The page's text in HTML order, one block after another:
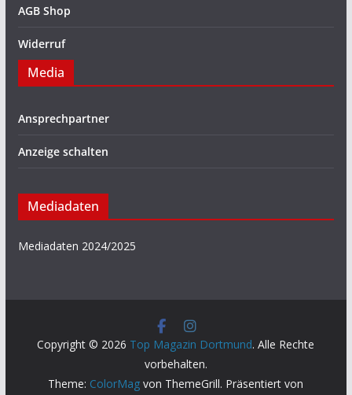
AGB Shop
Widerruf
Media
Ansprechpartner
Anzeige schalten
Mediadaten
Mediadaten 2024/2025
Copyright © 2026 Top Magazin Dortmund. Alle Rechte
vorbehalten.
Theme: ColorMag von ThemeGrill. Präsentiert von